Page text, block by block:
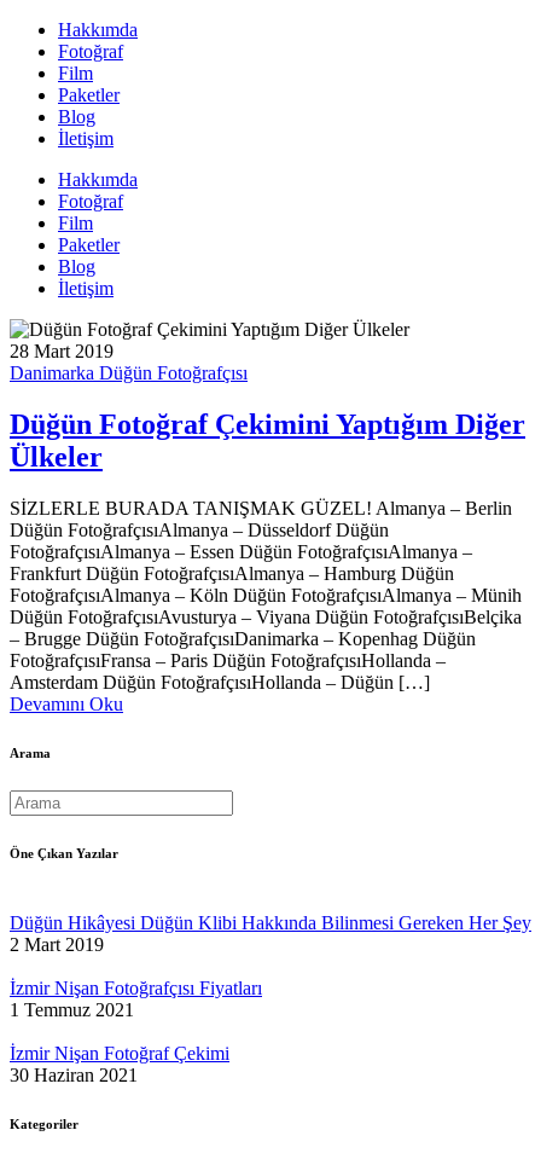
Hakkımda
Fotoğraf
Film
Paketler
Blog
İletişim
Hakkımda
Fotoğraf
Film
Paketler
Blog
İletişim
28 Mart 2019
Danimarka Düğün Fotoğrafçısı
Düğün Fotoğraf Çekimini Yaptığım Diğer
Ülkeler
SİZLERLE BURADA TANIŞMAK GÜZEL! Almanya – Berlin
Düğün FotoğrafçısıAlmanya – Düsseldorf Düğün
FotoğrafçısıAlmanya – Essen Düğün FotoğrafçısıAlmanya –
Frankfurt Düğün FotoğrafçısıAlmanya – Hamburg Düğün
FotoğrafçısıAlmanya – Köln Düğün FotoğrafçısıAlmanya – Münih
Düğün FotoğrafçısıAvusturya – Viyana Düğün FotoğrafçısıBelçika
– Brugge Düğün FotoğrafçısıDanimarka – Kopenhag Düğün
FotoğrafçısıFransa – Paris Düğün FotoğrafçısıHollanda –
Amsterdam Düğün FotoğrafçısıHollanda – Düğün […]
Devamını Oku
Arama
Öne Çıkan Yazılar
Düğün Hikâyesi Düğün Klibi Hakkında Bilinmesi Gereken Her Şey
2 Mart 2019
İzmir Nişan Fotoğrafçısı Fiyatları
1 Temmuz 2021
İzmir Nişan Fotoğraf Çekimi
30 Haziran 2021
Kategoriler